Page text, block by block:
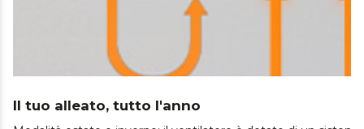
Il tuo alleato, tutto l'anno